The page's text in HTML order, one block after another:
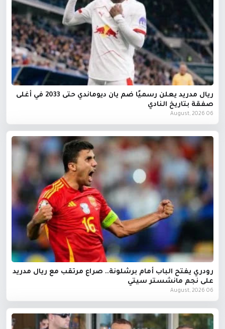
ريال مدريد يعلن رسميًا ضم يان ديوماندي حتى 2033 في أغلى
صفقة بتاريخ النادي
06 August, 2026
رودري يفتح الباب أمام برشلونة.. صراع مرتقب مع ريال مدريد
على نجم مانشستر سيتي
06 August, 2026